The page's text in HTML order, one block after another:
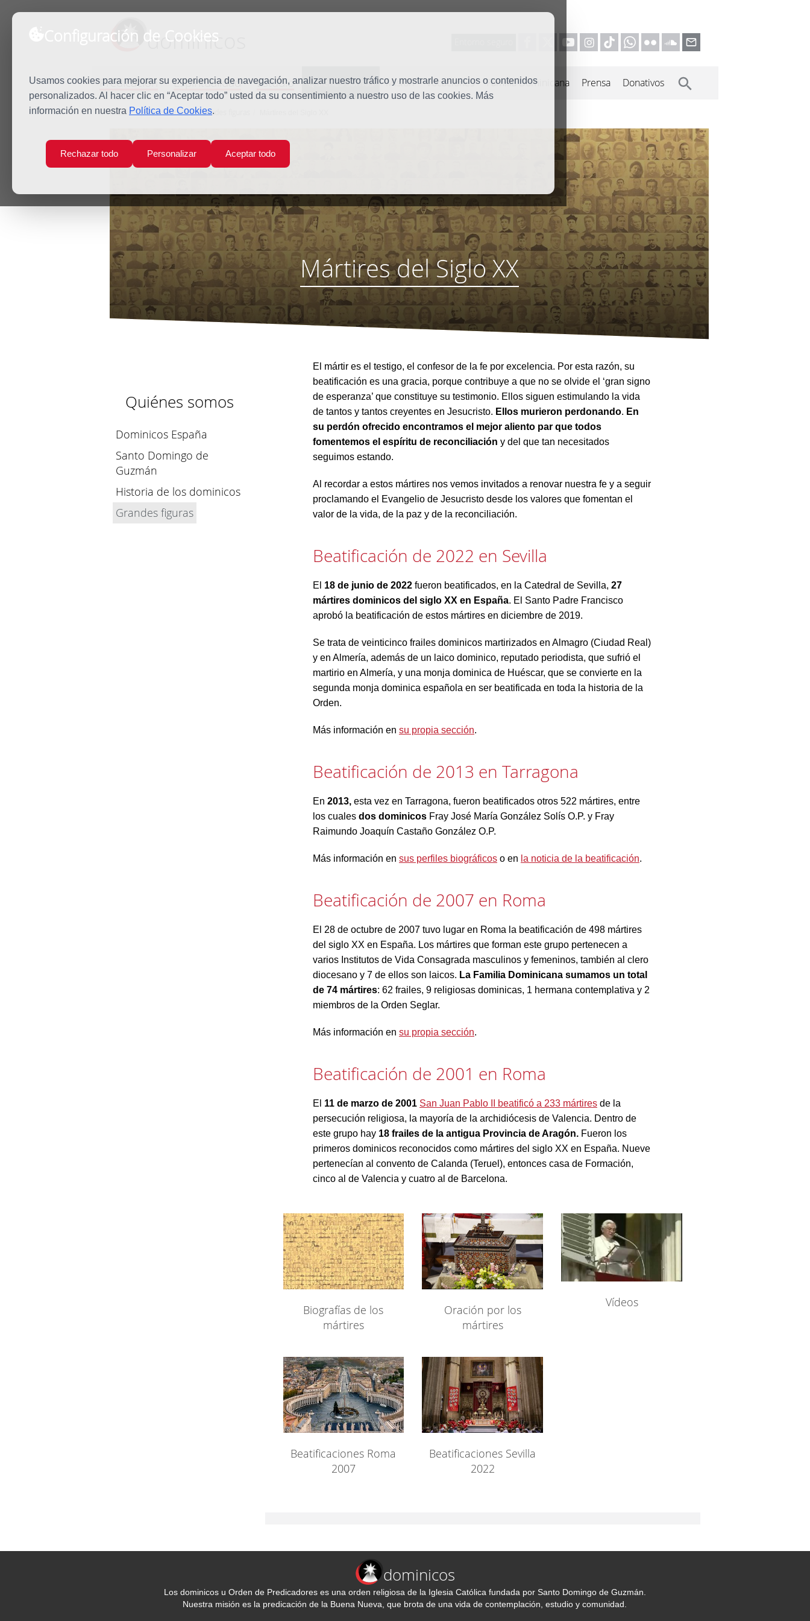
Configuración de Cookies
Usamos cookies para mejorar su experiencia de navegación, analizar nuestro tráfico y mostrarle anuncios o contenidos
personalizados. Al hacer clic en “Aceptar todo” usted da su consentimiento a nuestro uso de las cookies. Más
información en nuestra Política de Cookies.
Rechazar todo Personalizar Aceptar todo
dominicos
Predicación Espiritualidad Estudio Quiénes somos Misión Vocaciones Familia Dominicana Prensa Donativos
Inicio Quiénes somos Grandes figuras
Mártires del Siglo XX
Quiénes somos
Dominicos España
Santo Domingo de
Guzmán
Historia de los dominicos
Grandes figuras
El mártir es el testigo, el confesor de la fe por excelencia. Por esta razón, su
beatificación es una gracia, porque contribuye a que no se olvide el ‘gran signo
de esperanza’ que constituye su testimonio. Ellos siguen estimulando la vida
de tantos y tantos creyentes en Jesucristo. Ellos murieron perdonando. En
su perdón ofrecido encontramos el mejor aliento par que todos
fomentemos el espíritu de reconciliación y del que tan necesitados
seguimos estando.
Al recordar a estos mártires nos vemos invitados a renovar nuestra fe y a seguir
proclamando el Evangelio de Jesucristo desde los valores que fomentan el
valor de la vida, de la paz y de la reconciliación.
Beatificación de 2022 en Sevilla
El 18 de junio de 2022fueron beatificados, en la Catedral de Sevilla, 27
mártires dominicos del siglo XX en España. El Santo Padre Francisco
aprobó la beatificación de estos mártires en diciembre de 2019.
Se trata de veinticinco frailes dominicos martirizados en Almagro (Ciudad Real)
y en Almería, además de un laico dominico, reputado periodista, que sufrió el
martirio en Almería, y una monja dominica de Huéscar, que se convierte en la
segunda monja dominica española en ser beatificada en toda la historia de la
Orden.
Más información en su propia sección.
Beatificación de 2013 en Tarragona
En 2013,esta vez en Tarragona, fueron beatificados otros 522 mártires, entre
los cuales dos dominicosFray José María González Solís O.P. y Fray
Raimundo Joaquín Castaño González O.P.
Más información en sus perfiles biográficoso en la noticia de la beatificación.
Beatificación de 2007 en Roma
El 28 de octubre de 2007 tuvo lugar en Roma la beatificación de 498 mártires
del siglo XX en España. Los mártires que forman este grupo pertenecen a
varios Institutos de Vida Consagrada masculinos y femeninos, también al clero
diocesano y 7 de ellos son laicos. La Familia Dominicana sumamos un total
de 74 mártires: 62 frailes, 9 religiosas dominicas, 1 hermana contemplativa y 2
miembros de la Orden Seglar.
Más información en su propia sección.
Beatificación de 2001 en Roma
El 11 de marzo de 2001 San Juan Pablo II beatificó a 233 mártiresde la
persecución religiosa, la mayoría de la archidiócesis de Valencia. Dentro de
este grupo hay 18 frailes de la antigua Provincia de Aragón. Fueron los
primeros dominicos reconocidos como mártires del siglo XX en España. Nueve
pertenecían al convento de Calanda (Teruel), entonces casa de Formación,
cinco al de Valencia y cuatro al de Barcelona.
Biografías de los
mártires
Oración por los
mártires
Vídeos
Beatificaciones Roma
2007
Beatificaciones Sevilla
2022
dominicos
Los dominicos u Orden de Predicadores es una orden religiosa de la Iglesia Católica fundada por Santo Domingo de Guzmán.
Nuestra misión es la predicación de la Buena Nueva, que brota de una vida de contemplación, estudio y comunidad.